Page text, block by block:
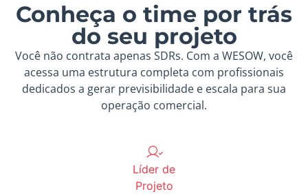
Conheça o time por trás
do seu projeto
Você não contrata apenas SDRs. Com a WESOW, você
acessa uma estrutura completa com profissionais
dedicados a gerar previsibilidade e escala para sua
operação comercial.
Líder de
Projeto